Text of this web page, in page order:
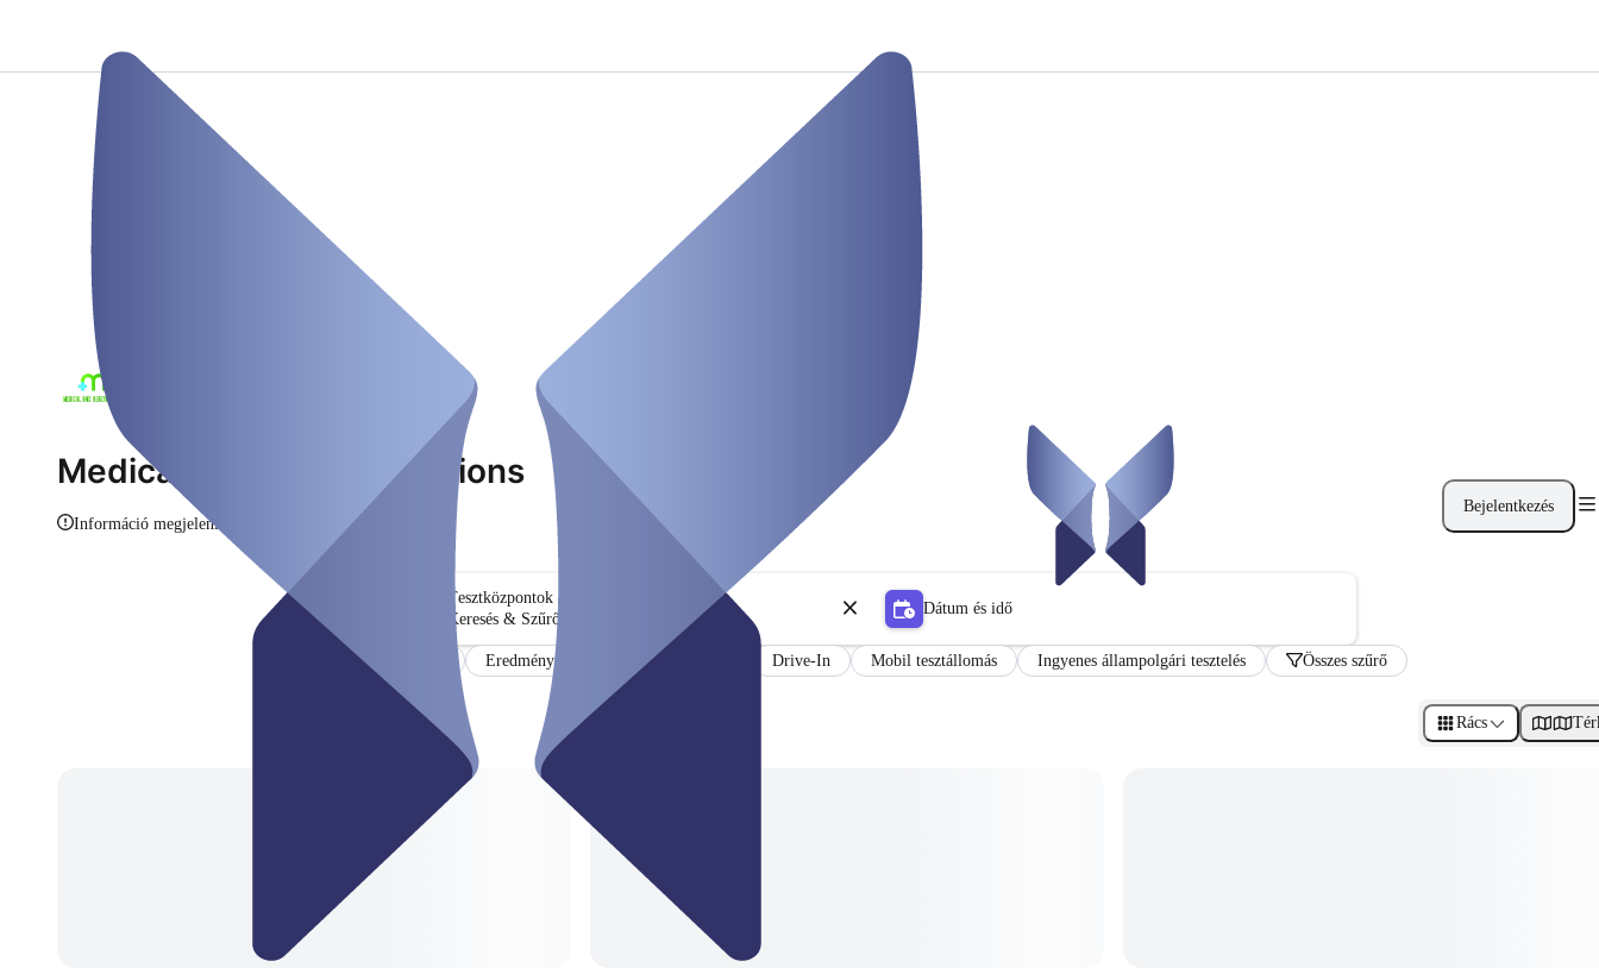
Bejelentkezés
Medical and Health Solutions
Információ megjelenítése
Tesztközpontok
Keresés & Szűrő
Dátum és idő
Tanúsítvány Eredmények német és angol nyelven Drive-In Mobil tesztállomás Ingyenes állampolgári tesztelés Összes szűrő
Rács